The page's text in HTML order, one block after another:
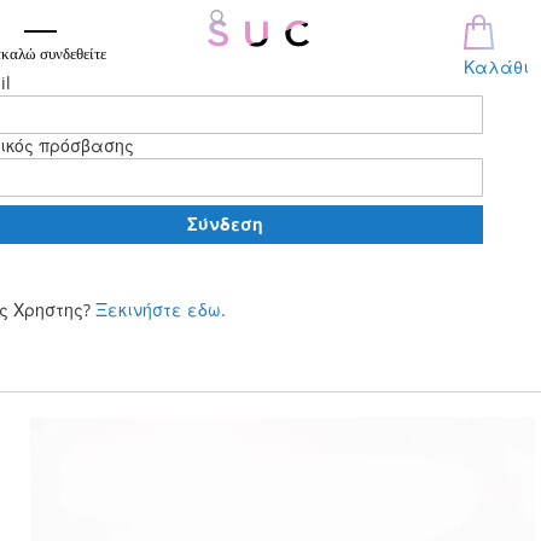
Καλάθι
συνδεθείτε
πρόσβασης
Σύνδεση
Χρηστης? Ξεκινήστε εδω.
περιεχόμενο